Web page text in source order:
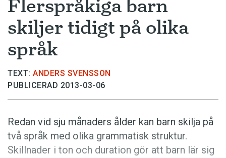
Hem
Artiklar
Krönikor
Språkfrågor
Skrivtips
Kviss
Podden
Flerspråkiga barn
skiljer tidigt på olika
språk
TEXT: ANDERS SVENSSON
PUBLICERAD 2013-03-06
Redan vid sju månaders ålder kan barn skilja på
två språk med olika grammatisk struktur.
Skillnader i ton och duration gör att barn lär sig